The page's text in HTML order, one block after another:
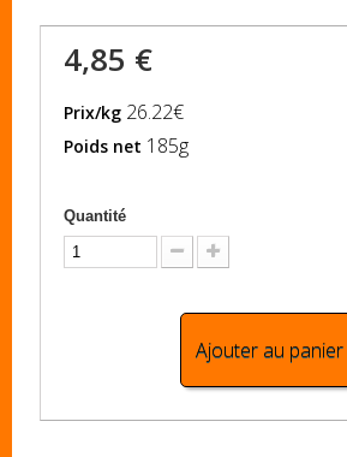
4,85 €
Prix/kg 26.22€
Poids net 185g
Quantité
Ajouter au panier